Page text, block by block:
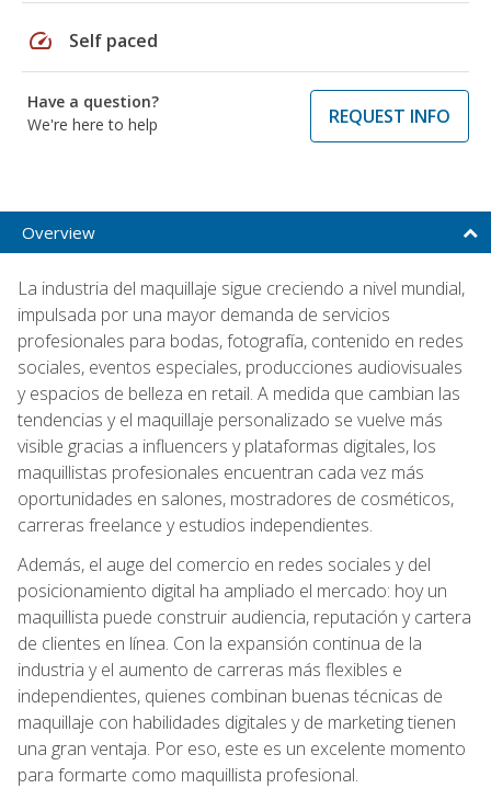
speed Self paced
Have a question?
We're here to help
REQUEST INFO
Overview
La industria del maquillaje sigue creciendo a nivel mundial,
impulsada por una mayor demanda de servicios
profesionales para bodas, fotografía, contenido en redes
sociales, eventos especiales, producciones audiovisuales
y espacios de belleza en retail. A medida que cambian las
tendencias y el maquillaje personalizado se vuelve más
visible gracias a influencers y plataformas digitales, los
maquillistas profesionales encuentran cada vez más
oportunidades en salones, mostradores de cosméticos,
carreras freelance y estudios independientes.
Además, el auge del comercio en redes sociales y del
posicionamiento digital ha ampliado el mercado: hoy un
maquillista puede construir audiencia, reputación y cartera
de clientes en línea. Con la expansión continua de la
industria y el aumento de carreras más flexibles e
independientes, quienes combinan buenas técnicas de
maquillaje con habilidades digitales y de marketing tienen
una gran ventaja. Por eso, este es un excelente momento
para formarte como maquillista profesional.